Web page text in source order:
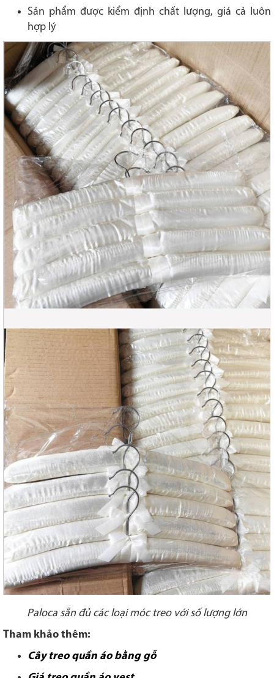
Sản phẩm được kiểm định chất lượng, giá cả luôn
hợp lý
Paloca sẵn đủ các loại móc treo với số lượng lớn
Tham khảo thêm:
Cây treo quần áo bằng gỗ